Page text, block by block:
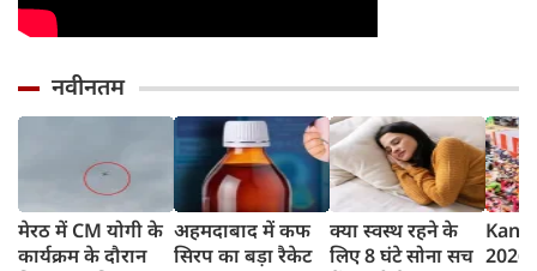
नवीनतम
मेरठ में CM योगी के
कार्यक्रम के दौरान
अहमदाबाद में कफ
सिरप का बड़ा रैकेट
क्या स्वस्थ रहने के
लिए 8 घंटे सोना सच 2026